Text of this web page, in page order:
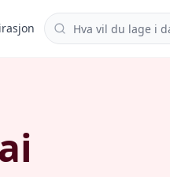
Søk i oppskrifter